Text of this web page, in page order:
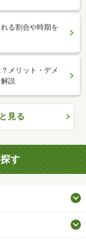
る割合や時期を
メリット・デメ
説
見る
す